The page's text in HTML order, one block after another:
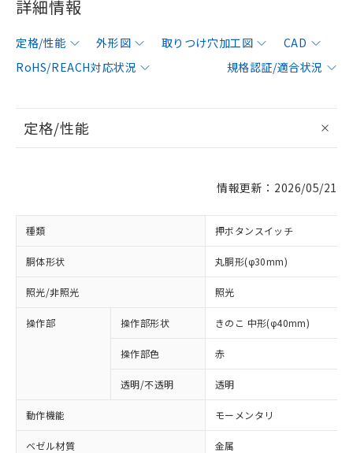
詳細情報
定格/性能 外形図 取りつけ穴加工図
CAD
RoHS/REACH対応状況
規格認証/適合状況
定格/性能
情報更新：2026/05/21
種類 押ボタンスイッチ
胴体形状 丸胴形(φ30mm)
照光/非照光 照光
操作部 操作部形状 きのこ 中形(φ40mm)
操作部色 赤
透明/不透明 透明
動作機能 モーメンタリ
ベゼル材質 金属